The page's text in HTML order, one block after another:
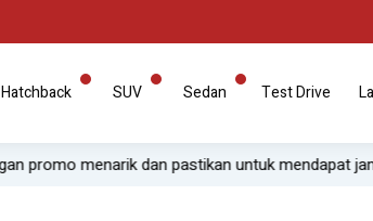
Hatchback SUV Sedan Test Drive
menarik dan pastikan untuk mendapat